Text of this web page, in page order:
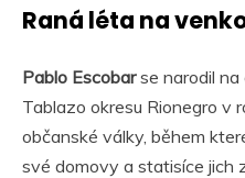
Raná léta na
Pablo Escobarse narodil na
Tablazo okresu Rionegro v
občanské války, během
své domovy a statisíce jich